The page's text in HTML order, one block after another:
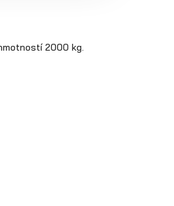
2000 kg.